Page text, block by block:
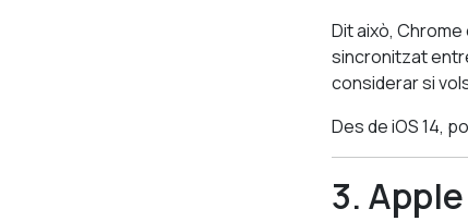
Dit això,
sincronitzat
considerar si
Des de iOS 14,
3.